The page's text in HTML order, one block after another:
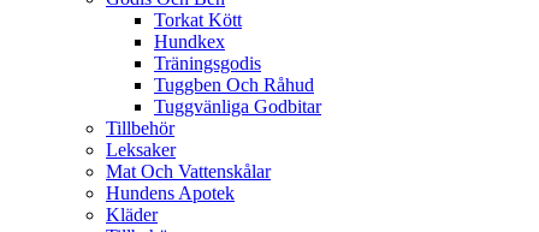
Torkat Kött
Hundkex
Träningsgodis
Tuggben Och Råhud
Tuggvänliga Godbitar
Tillbehör
Leksaker
Mat Och Vattenskålar
Hundens Apotek
Kläder